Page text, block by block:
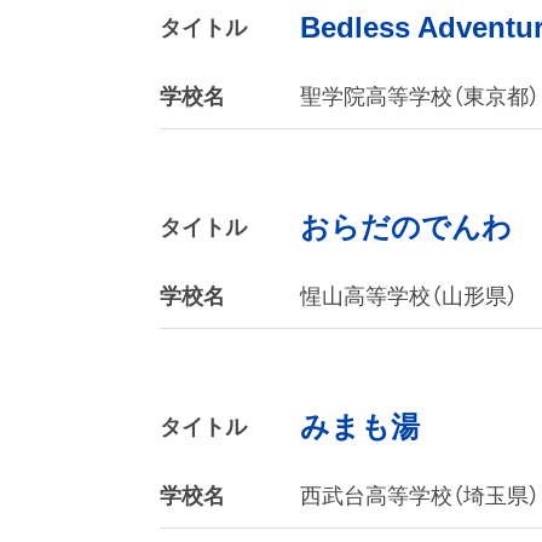
タイトル Bedless
学校名 聖学院高等学校（東京都）
タイトル おらだのでんわ
学校名 惺山高等学校（山形県）
タイトル みまも湯
学校名 西武台高等学校（埼玉県）